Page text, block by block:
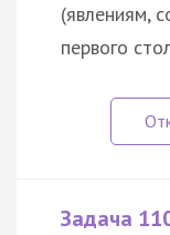
(явлениям,
первого
Задача